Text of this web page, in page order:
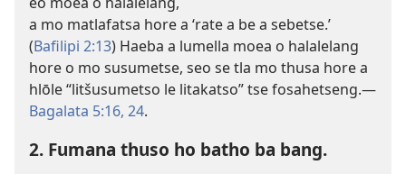
a mo matlafatsa hore a ‘rate a be a sebetse.’
(Bafilipi 2:13) Haeba a lumella moea o halalelang
hore o mo susumetse, seo se tla mo thusa hore a
hlōle “litšusumetso le litakatso” tse fosahetseng.—
Bagalata 5:16, 24.
2. Fumana thuso ho batho ba bang.